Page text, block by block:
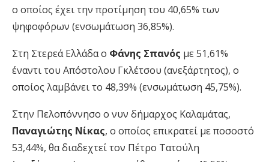
ο οποίος έχει την προτίμηση του 40,65% των
ψηφοφόρων (ενσωμάτωση 36,85%).
Στη Στερεά Ελλάδα ο Φάνης Σπανός με 51,61%
έναντι του Απόστολου Γκλέτσου (ανεξάρτητος), ο
οποίος λαμβάνει το 48,39% (ενσωμάτωση 45,75%).
Στην Πελοπόννησο ο νυν δήμαρχος Καλαμάτας,
Παναγιώτης Νίκας, ο οποίος επικρατεί με ποσοστό
53,44%, θα διαδεχτεί τον Πέτρο Τατούλη